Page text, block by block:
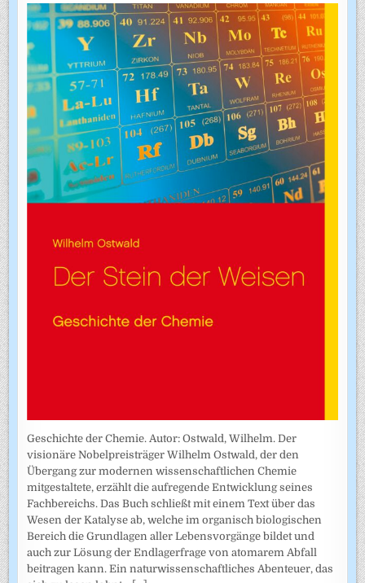
Geschichte der Chemie. Autor: Ostwald, Wilhelm. Der
visionäre Nobelpreisträger Wilhelm Ostwald, der den
Übergang zur modernen wissenschaftlichen Chemie
mitgestaltete, erzählt die aufregende Entwicklung seines
Fachbereichs. Das Buch schließt mit einem Text über das
Wesen der Katalyse ab, welche im organisch biologischen
Bereich die Grundlagen aller Lebensvorgänge bildet und
auch zur Lösung der Endlagerfrage von atomarem Abfall
beitragen kann. Ein naturwissenschaftliches Abenteuer, das